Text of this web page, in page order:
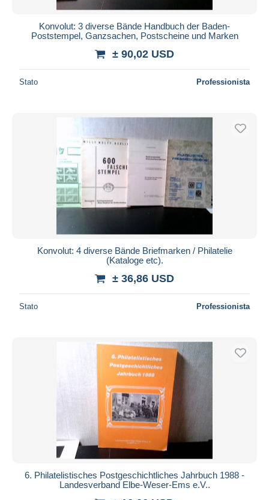
Konvolut: 3 diverse Bände Handbuch der Baden-
Poststempel, Ganzsachen, Postscheine und Marken
± 90,02 USD
Stato Professionista
Konvolut: 4 diverse Bände Briefmarken / Philatelie
(Kataloge etc).
± 36,86 USD
Stato Professionista
6. Philatelistisches Postgeschichtliches Jahrbuch 1988 -
Landesverband Elbe-Weser-Ems e.V..